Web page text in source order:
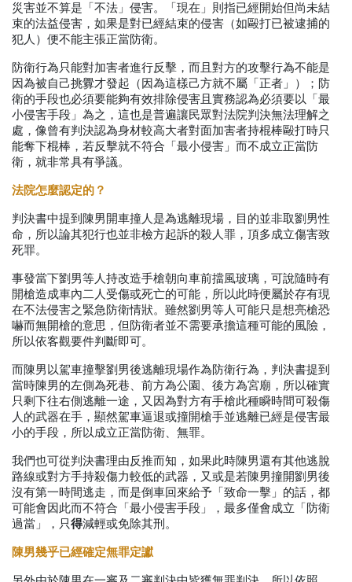
災害並不算是「不法」侵害。「現在」則指已經開始但尚未結
束的法益侵害，如果是對已經結束的侵害（如毆打已被逮捕的
犯人）便不能主張正當防衛。
防衛行為只能對加害者進行反擊，而且對方的攻擊行為不能是
因為被自己挑釁才發起（因為這樣己方就不屬「正者」）；防
衛的手段也必須要能夠有效排除侵害且實務認為必須要以「最
小侵害手段」為之，這也是普遍讓民眾對法院判決無法理解之
處，像曾有判決認為身材較高大者對面加害者持棍棒毆打時只
能奪下棍棒，若反擊就不符合「最小侵害」而不成立正當防
衛，就非常具有爭議。
法院怎麼認定的？
判決書中提到陳男開車撞人是為逃離現場，目的並非取劉男性
命，所以論其犯行也並非檢方起訴的殺人罪，頂多成立傷害致
死罪。
事發當下劉男等人持改造手槍朝向車前擋風玻璃，可說隨時有
開槍造成車內二人受傷或死亡的可能，所以此時便屬於存有現
在不法侵害之緊急防衛情狀。雖然劉男等人可能只是想亮槍恐
嚇而無開槍的意思，但防衛者並不需要承擔這種可能的風險，
所以依客觀要件判斷即可。
而陳男以駕車撞擊劉男後逃離現場作為防衛行為，判決書提到
當時陳男的左側為死巷、前方為公園、後方為宮廟，所以確實
只剩下往右側逃離一途，又因為對方有手槍此種瞬時間可殺傷
人的武器在手，顯然駕車逼退或撞開槍手並逃離已經是侵害最
小的手段，所以成立正當防衛、無罪。
我們也可從判決書理由反推而知，如果此時陳男還有其他逃脫
路線或對方手持殺傷力較低的武器，又或是若陳男撞開劉男後
沒有第一時間逃走，而是倒車回來給予「致命一擊」的話，都
可能會因此而不符合「最小侵害手段」，最多僅會成立「防衛
過當」，只得減輕或免除其刑。
陳男幾乎已經確定無罪定讞